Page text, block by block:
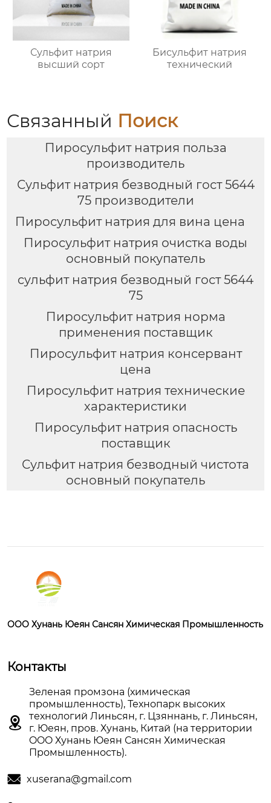
Сульфит натрия
высший сорт
Бисульфит натрия
технический
Связанный Поиск
Пиросульфит натрия польза
производитель
Сульфит натрия безводный гост 5644
75 производители
Пиросульфит натрия для вина цена
Пиросульфит натрия очистка воды
основный покупатель
сульфит натрия безводный гост 5644
75
Пиросульфит натрия норма
применения поставщик
Пиросульфит натрия консервант
цена
Пиросульфит натрия технические
характеристики
Пиросульфит натрия опасность
поставщик
Сульфит натрия безводный чистота
основный покупатель
OOO Хунань Юеян Сансян Химическая Промышленность
Контакты

Зеленая промзона (химическая
промышленность), Технопарк высоких
технологий Линьсян, г. Цзяннань, г. Линьсян,
г. Юеян, пров. Хунань, Китай (на территории
OOO Хунань Юеян Сансян Химическая
Промышленность).
 xuserana@gmail.com